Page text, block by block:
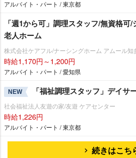
アルバイト・パート / 東京都
「週1から可」調理スタッフ/無資格
老人ホーム
株式会社ケアフル/ナーシングホーム アムール知
時給1,170円～1,200円
アルバイト・パート / 愛知県
NEW 「福祉調理スタッフ」デイサ
社会福祉法人友遊の家/友遊 ケアセンター
時給1,226円
アルバイト・パート / 東京都
続きはこち